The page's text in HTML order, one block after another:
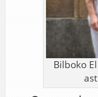
Bilboko